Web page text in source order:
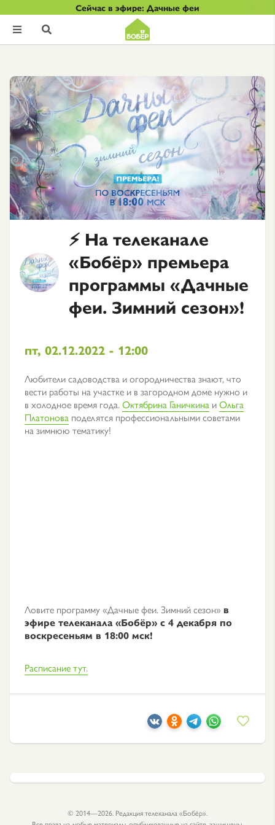
Сейчас в эфире: Дачные феи
 
⚡ На телеканале
«Бобёр» премьера
программы «Дачные
феи. Зимний сезон»!
пт, 02.12.2022 - 12:00
Любители садоводства и огородничества знают, что
вести работы на участке и в загородном доме нужно и
в холодное время года.Октябрина Ганичкина иОльга
Платонова поделятся профессиональными советами
на зимнюю тематику!
Ловите программу «Дачные феи. Зимний сезон» в
эфире телеканала «Бобёр» с 4 декабря по
воскресеньям в 18:00 мск!
Расписание тут.
© 2014—2026. Редакция телеканала «Бобёр».